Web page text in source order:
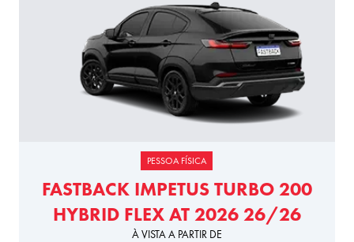
PESSOA FÍSICA
FASTBACK IMPETUS TURBO 200
HYBRID FLEX AT 2026 26/26
À VISTA A PARTIR DE